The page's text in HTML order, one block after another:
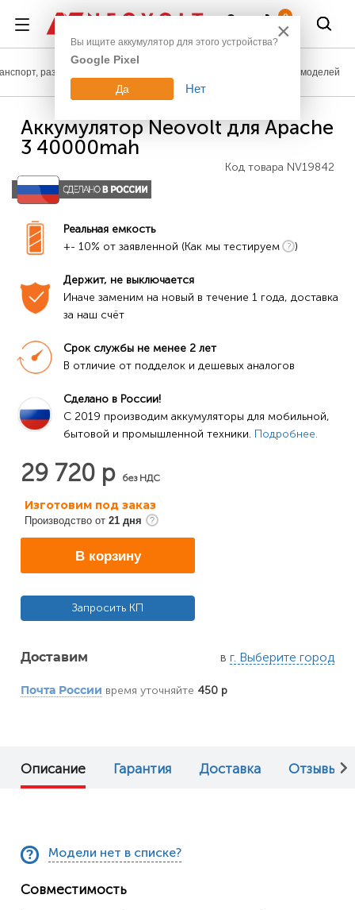
0
развлечения Аккумуляторы для радиоуправляемых моделей
Аккумулятор Neovolt для Apache
3 40000mah
Код товара NV19842
Реальная емкость
+- 10% от заявленной (Как мы тестируем
)
Держит, не выключается
Иначе заменим на новый в течение 1 года, доставка
за наш счёт
Срок службы не менее 2 лет
В отличие от подделок и дешевых аналогов
Сделано в России!
C 2019 производим аккумуляторы для мобильной,
бытовой и промышленной техники. Подробнее.
29 720 р без НДС
Изготовим под заказ
Производство от 21 дня
В корзину
Запросить КП
Доставим в г. Выберите город
Почта России время уточняйте 450 р
Описание Гарантия Доставка Отзывы (0)
Модели нет в списке?
Совместимость
×
Вы ищите аккумулятор для этого устройства?
Google Pixel
Да Нет